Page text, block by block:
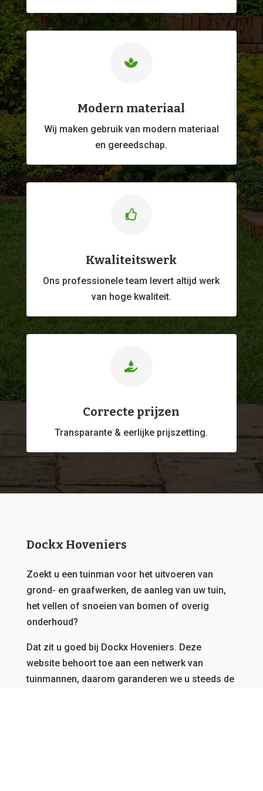

Modern materiaal
Wij maken gebruik van modern materiaal
en gereedschap.

Kwaliteitswerk
Ons professioneleteam levert altijd werk
van hoge kwaliteit.

Correcte prijzen
Transparante & eerlijke prijszetting.
Dockx Hoveniers
Zoekt u een tuinman voor het uitvoeren van
grond- en graafwerken, de aanleg van uw tuin,
het vellen of snoeien van bomen of overig
onderhoud?
Dat zit u goed bij Dockx Hoveniers. Deze
website behoort toe aan een netwerk van
tuinmannen, daarom garanderen we u steeds de